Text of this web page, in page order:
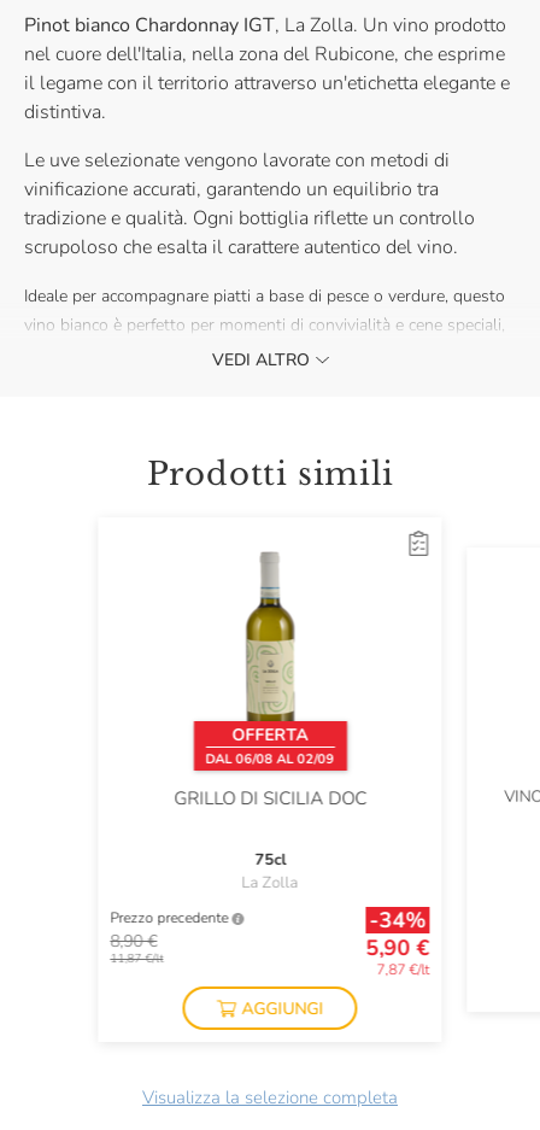
Pinot bianco Chardonnay IGT, La Zolla. Un vino prodotto
nel cuore dell'Italia, nella zona del Rubicone, che esprime
il legame con il territorio attraverso un'etichetta elegante e
distintiva.
Le uve selezionate vengono lavorate con metodi di
vinificazione accurati, garantendo un equilibrio tra
tradizione e qualità. Ogni bottiglia riflette un controllo
scrupoloso che esalta il carattere autentico del vino.
Ideale per accompagnare piatti a base di pesce o verdure, questo
vino bianco è perfetto per momenti di convivialità e cene speciali,
regalando un’esperienza autentica e piacevole.
alcolica può variare leggermente in base all’annata, vi
invitiamo a verificare le informazioni riportate sul prodotto
VEDI ALTRO
Prodotti simili
OFFERTA
DAL 06/08 AL 02/09
GRILLO DI SICILIA DOC
75cl
La Zolla
Prezzo precedente
8,90 €
11,87 €/lt
-34%
5,90 €
7,87 €/lt
AGGIUNGI
Visualizza la selezione completa